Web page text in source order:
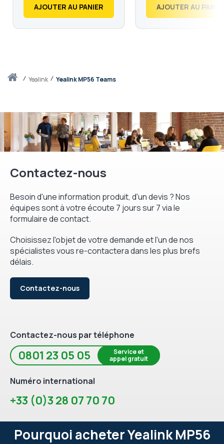
Accueilyealink Yealink MP56 Teams
AJOUTER AU PANIER
AJOUTER AU
Contactez-nous
Besoin d'une information produit, d'un devis ? Nos
équipes sont à votre écoute 7 jours sur 7 via le
formulaire de contact.
Choisissez l'objet de votre demande et l'un de nos
spécialistes vous re-contactera dans les plus brefs
délais.
Contactez-nous
Contactez-nous par téléphone
0801 23 05 05
Service et
appel gratuit
Numéro international
+33 (0)3 28 07 70 70
Pourquoi acheter Yealink MP56